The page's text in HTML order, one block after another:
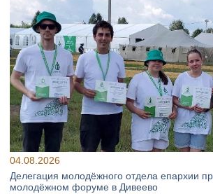
04.08.2026
Делегация молодёжного отдела епархии
молодёжном форуме в Дивеево